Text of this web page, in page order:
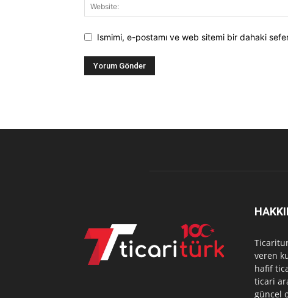
Ismimi, e-postamı ve web sitemi bir dahaki
veren
hafif
ticari
güncel